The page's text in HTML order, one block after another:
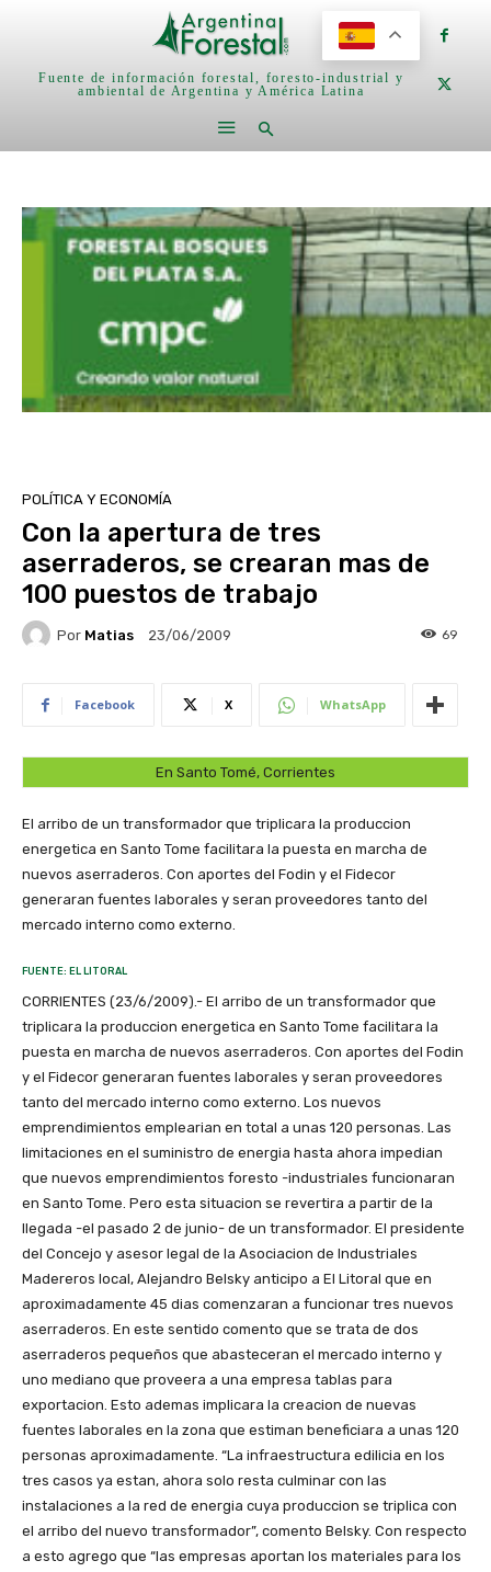
Fuente de información forestal, foresto-industrial y
ambiental de Argentina y América Latina
POLÍTICA Y ECONOMÍA
Con la apertura de tres
aserraderos, se crearan mas de
100 puestos de trabajo
Por Matias 23/06/2009 69
Facebook X WhatsApp
En Santo Tomé, Corrientes
El arribo de un transformador que triplicara la produccion
energetica en Santo Tome facilitara la puesta en marcha de
nuevos aserraderos. Con aportes del Fodin y el Fidecor
generaran fuentes laborales y seran proveedores tanto del
mercado interno como externo.
FUENTE: EL LITORAL
CORRIENTES (23/6/2009).- El arribo de un transformador que
triplicara la produccion energetica en Santo Tome facilitara la
puesta en marcha de nuevos aserraderos. Con aportes del Fodin
y el Fidecor generaran fuentes laborales y seran proveedores
tanto del mercado interno como externo. Los nuevos
emprendimientos emplearian en total a unas 120 personas. Las
limitaciones en el suministro de energia hasta ahora impedian
que nuevos emprendimientos foresto -industriales funcionaran
en Santo Tome. Pero esta situacion se revertira a partir de la
llegada -el pasado 2 de junio- de un transformador. El presidente
del Concejo y asesor legal de la Asociacion de Industriales
Madereros local, Alejandro Belsky anticipo a El Litoral que en
aproximadamente 45 dias comenzaran a funcionar tres nuevos
aserraderos. En este sentido comento que se trata de dos
aserraderos pequeños que abasteceran el mercado interno y
uno mediano que proveera a una empresa tablas para
exportacion. Esto ademas implicara la creacion de nuevas
fuentes laborales en la zona que estiman beneficiara a unas 120
personas aproximadamente. “La infraestructura edilicia en los
tres casos ya estan, ahora solo resta culminar con las
instalaciones a la red de energia cuya produccion se triplica con
el arribo del nuevo transformador”, comento Belsky. Con respecto
a esto agrego que “las empresas aportan los materiales para los